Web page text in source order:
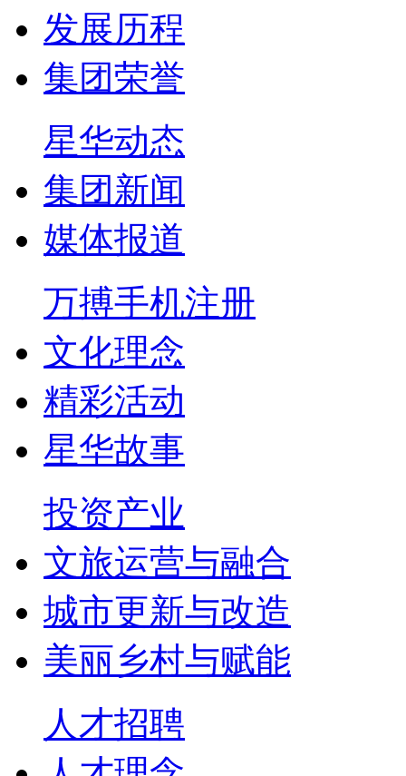
发展历程
集团荣誉
星华动态
集团新闻
媒体报道
万搏手机注册
文化理念
精彩活动
星华故事
投资产业
文旅运营与融合
城市更新与改造
美丽乡村与赋能
人才招聘